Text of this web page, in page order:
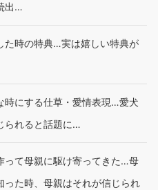
出…
た時の特典…実は嬉しい特典が
時にする仕草・愛情表現…愛犬
られると話題に…
って母親に駆け寄ってきた…母
った時、母親はそれが信じられ